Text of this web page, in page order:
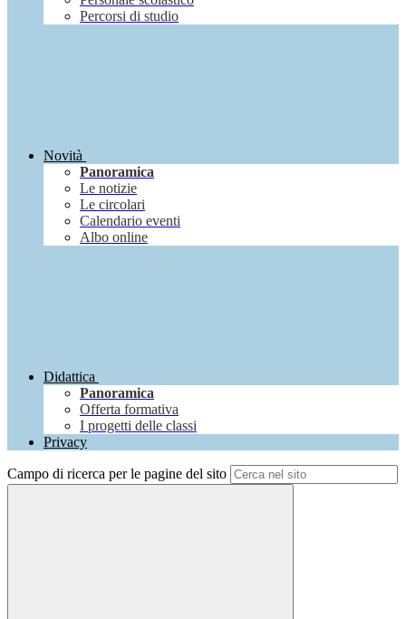
Percorsi di studio
Novità
Panoramica
Le notizie
Le circolari
Calendario eventi
Albo online
Didattica
Panoramica
Offerta formativa
I progetti delle classi
Privacy
Campo di ricerca per le pagine del sito